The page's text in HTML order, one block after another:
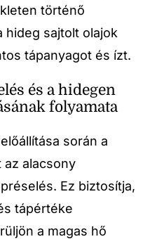
történő
hideg sajtolt olajok
tápanyagot és ízt.
és a hidegen
folyamata
során a
alacsony
Ez biztosítja,
tápértéke
a magas hő